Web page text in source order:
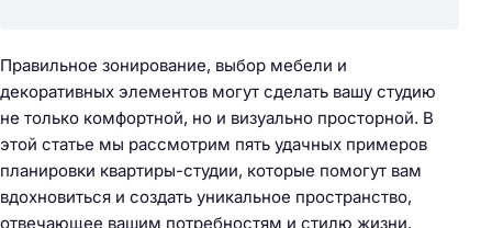
Правильное зонирование, выбор мебели и
декоративных элементов могут сделать вашу студию
не только комфортной, но и визуально просторной. В
этой статье мы рассмотрим пять удачных примеров
планировки квартиры-студии, которые помогут вам
вдохновиться и создать уникальное пространство,
отвечающее вашим потребностям и стилю жизни.